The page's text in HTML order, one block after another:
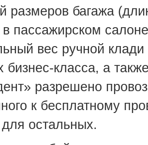
размеров багажа
в пассажирском
вес ручной
бизнес-класса, а
разрешено
к бесплатному
остальных.